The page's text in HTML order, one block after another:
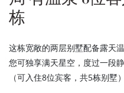
栋
这栋宽敞的两层别墅配备露天
您可独享满天星空，度过一段
（可入住8位宾客，共5栋别墅）